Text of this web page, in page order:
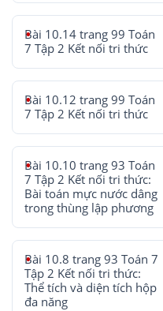
Bài 10.14 trang 99 Toán
7 Tập 2 Kết nối tri thức
Bài 10.12 trang 99 Toán
7 Tập 2 Kết nối tri thức
Bài 10.10 trang 93 Toán
7 Tập 2 Kết nối tri thức:
Bài toán mực nước dâng
trong thùng lập phương
Bài 10.8 trang 93 Toán 7
Tập 2 Kết nối tri thức:
Thể tích và diện tích hộp
đa năng